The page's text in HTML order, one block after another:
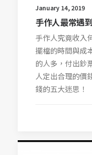
January 14, 2019
手作人最常遇
手作人究竟收入
擺檔的時間與成
的人多，付出鈔
人定出合理的價
錢的五大迷思！